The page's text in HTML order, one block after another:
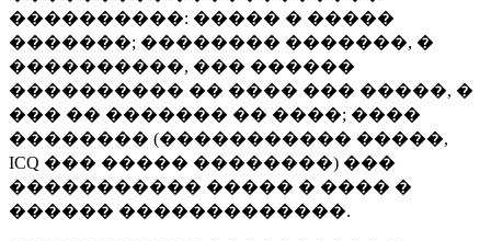
����������: ����� � �����
�������; �������� �������, �
����������, ��� ������
���������� �� ���� ��� �����, �
��� �� ������� �� ����; ����
�������� (����������� �����,
ICQ ��� ����� ��������) ���
����������� ����� � ���� �
������ �������������.